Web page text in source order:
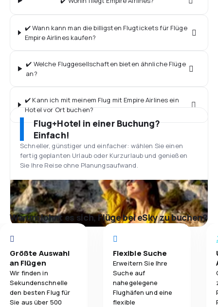
✔️ Wann kann man die billigsten Flugtickets für Flüge
Empire Airlines kaufen?
✔️ Welche Fluggesellschaften bieten ähnliche Flüge
an?
✔️ Kann ich mit meinem Flug mit Empire Airlines ein
Hotel vor Ort buchen?
Flug+Hotel in einer Buchung?
Einfach!
Schneller, günstiger und einfacher: wählen Sie einen
fertig geplanten Urlaub oder Kurzurlaub und genießen
Sie Ihre Reise ohne Planungsaufwand.
Warum lohnt es sich, Flüge bei eSky zu buchen?
Größte Auswahl
an Flügen
Wir finden in
Sekundenschnelle
den besten Flug für
Sie aus über 500
Flexible Suche
Erweitern Sie Ihre
Suche auf
nahegelegene
Flughäfen und eine
flexible